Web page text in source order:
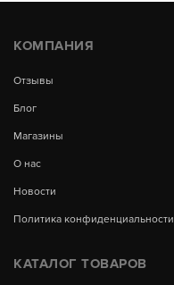
КОМПАНИЯ
Отзывы
Блог
Магазины
О нас
Новости
Политика конфиденциальности
КАТАЛОГ ТОВАРОВ